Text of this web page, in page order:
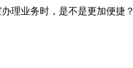
理业务时，是不是更加便捷？